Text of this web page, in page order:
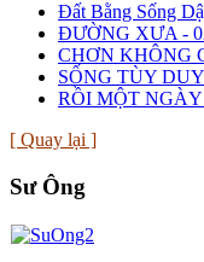
Đất Bằng Sống
ĐƯỜNG XƯA -
CHƠN KHÔNG
SỐNG TÙY
RỒI MỘT
[ Quay lại ]
Sư Ông